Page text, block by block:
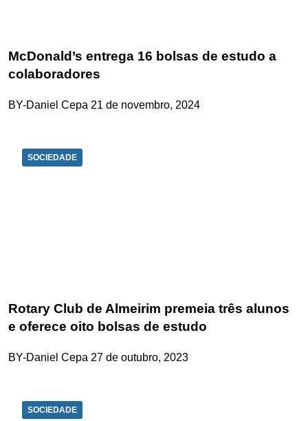
McDonald’s entrega 16 bolsas de estudo a
colaboradores
BY-Daniel Cepa 21 de novembro, 2024
SOCIEDADE
Rotary Club de Almeirim premeia três alunos
e oferece oito bolsas de estudo
BY-Daniel Cepa 27 de outubro, 2023
SOCIEDADE